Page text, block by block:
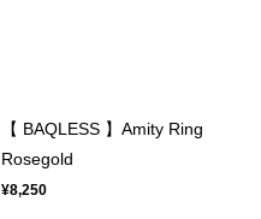
【 BAQLESS 】Amity Ring
Rosegold
¥8,250